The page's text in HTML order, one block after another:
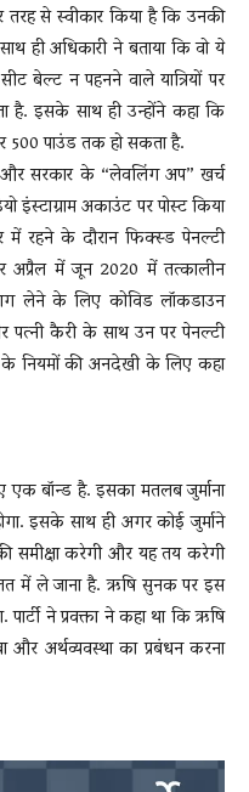
से स्वीकार किया है कि उनकी
ही अधिकारी ने बताया कि वो ये
बेल्ट न पहनने वाले यात्रियों पर
है. इसके साथ ही उन्होंने कहा कि
500 पाउंड तक हो सकता है.
सरकार के “लेवलिंग अप” खर्च
अकाउंट पर पोस्ट किया
रहने के दौरान फिक्स्ड पेनल्टी
अप्रैल में जून 2020 में तत्कालीन
लेने के लिए कोविड लॉकडाउन
पत्नी कैरी के साथ उन पर पेनल्टी
नियमों की अनदेखी के लिए कहा
बॉन्ड है. इसका मतलब जुर्माना
इसके साथ ही अगर कोई जुर्माने
समीक्षा करेगी और यह तय करेगी
में ले जाना है. ऋषि सुनक पर इस
पार्टी ने प्रवक्ता ने कहा था कि ऋषि
अर्थव्यवस्था का प्रबंधन करना